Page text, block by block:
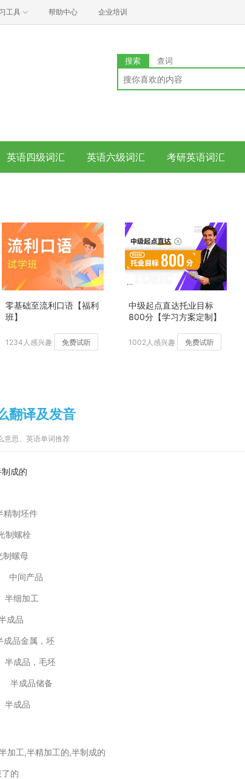
工具 帮助中心 企业培训
搜索 查词
英语四级词汇 英语六级词汇 考研英语词汇
零基础至流利口语【福利
班】
1234人感兴趣 免费试听
中级起点直达托业目标
800分【学习方案定制】
1002人感兴趣 免费试听
翻译及发音
意思、英语单词推荐
成的
精制坯件
制螺栓
制螺母
中间产品
半细加工
成品
成品金属，坯
半成品，毛坯
半成品储备
半成品
加工,半精加工的,半制成的
的